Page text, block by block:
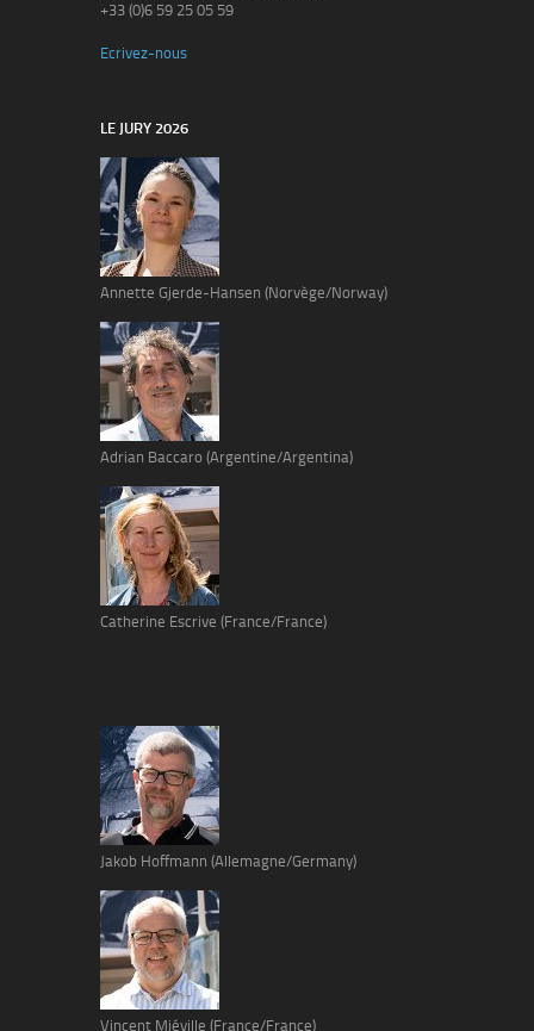
+33 (0)6 59 25 05 59
Ecrivez-nous
LE JURY 2026
Annette Gjerde-Hansen (Norvège/Norway)
Adrian Baccaro (Argentine/Argentina)
Catherine Escrive (France/France)
Jakob Hoffmann (Allemagne/Germany)
Vincent Miéville (France/France)